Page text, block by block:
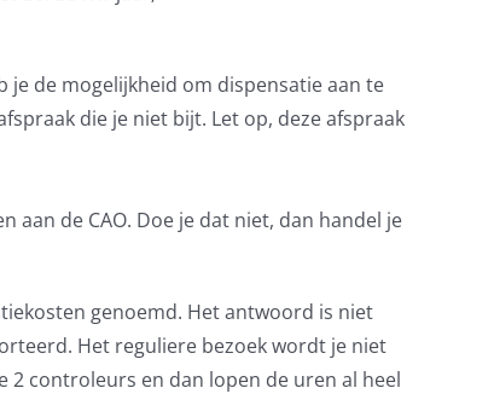
je de mogelijkheid om dispensatie aan te
die je niet bijt. Let op, deze afspraak
de CAO. Doe je dat niet, dan handel je
genoemd. Het antwoord is niet
Het reguliere bezoek wordt je niet
2 controleurs en dan lopen de uren al heel